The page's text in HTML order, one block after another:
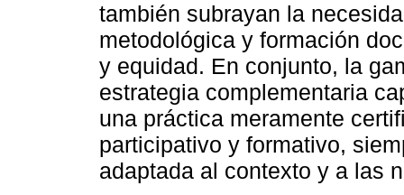
también subrayan la
metodológica y formación
y equidad. En conjunto, la
estrategia complementaria
una práctica meramente
participativo y formativo,
adaptada al contexto y a las